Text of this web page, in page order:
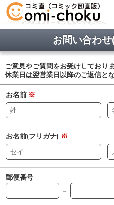
お問い合わ
ご意見やご質問をお受けしておりま
休業日は翌営業日以降のご返信と
お名前 ※
お名前(フリガナ) ※
郵便番号
－